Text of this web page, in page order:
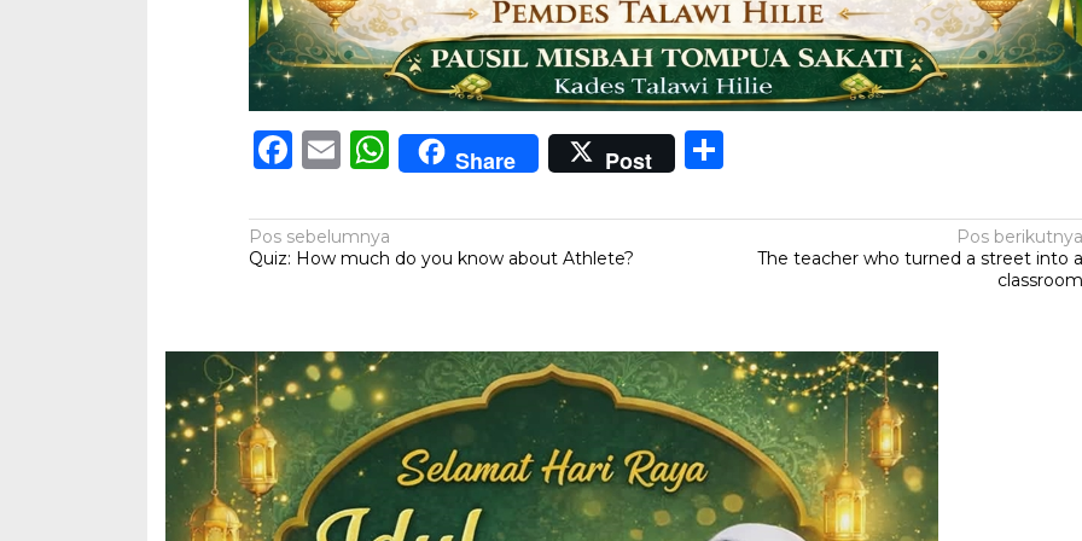
Facebook
Email
WhatsApp
Share Post
Navigasi
pos
Pos sebelumnya
Quiz: How much do you know about Athlete?
Pos berikutnya
The teacher who turned a street into a
classroom